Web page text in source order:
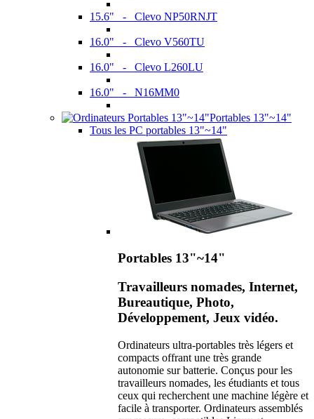
15.6" - Clevo NP50RNJT
16.0" - Clevo V560TU
16.0" - Clevo L260LU
16.0" - N16MM0
Portables 13"~14"
Tous les PC portables 13"~14"
Portables 13"~14"
Travailleurs nomades, Internet,
Bureautique, Photo,
Développement, Jeux vidéo.
Ordinateurs ultra-portables très légers et
compacts offrant une très grande
autonomie sur batterie. Conçus pour les
travailleurs nomades, les étudiants et tous
ceux qui recherchent une machine légère et
facile à transporter. Ordinateurs assemblés